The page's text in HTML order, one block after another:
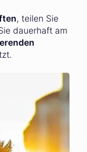
, teilen Sie
dauerhaft am